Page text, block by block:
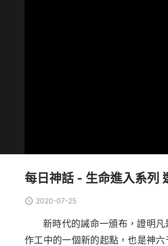
每日神話 - 生命進入系列
2020-07-25
新時代的誡命一頒布，證明
作工中的一個新的起點，也是神